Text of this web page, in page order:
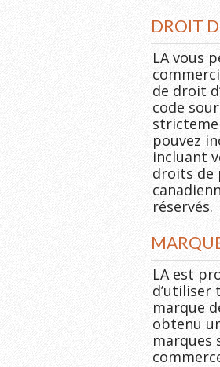
DROIT
LA vous
de droit
code
pouvez
incluant
droits de
réservés.
LA est
d’utiliser
marque
obtenu
marques